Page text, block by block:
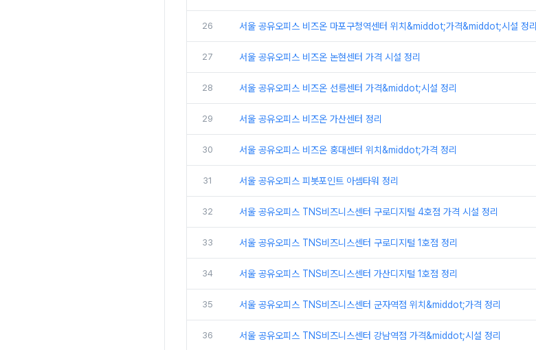
26 서울 공유오피스 비즈온 마포구청역센터 위치&middot;가격&middot;시설 정리
27 서울 공유오피스 비즈온 논현센터 가격 시설 정리
28 서울 공유오피스 비즈온 선릉센터 가격&middot;시설 정리
29 서울 공유오피스 비즈온 가산센터 정리
30 서울 공유오피스 비즈온 홍대센터 위치&middot;가격 정리
31 서울 공유오피스 피봇포인트 아셈타워 정리
32 서울 공유오피스 TNS비즈니스센터 구로디지털 4호점 가격 시설 정리
33 서울 공유오피스 TNS비즈니스센터 구로디지털 1호점 정리
34 서울 공유오피스 TNS비즈니스센터 가산디지털 1호점 정리
35 서울 공유오피스 TNS비즈니스센터 군자역점 위치&middot;가격 정리
36 서울 공유오피스 TNS비즈니스센터 강남역점 가격&middot;시설 정리